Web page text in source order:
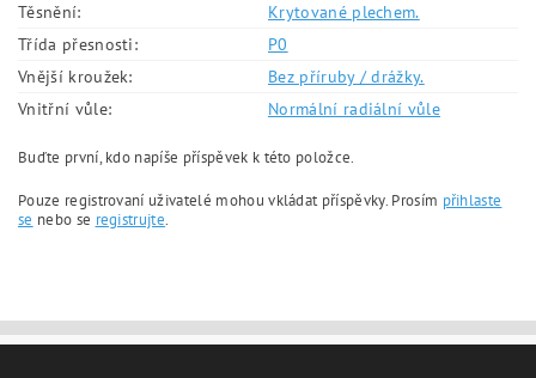
Těsnění:
Krytované plechem.
Třída přesnosti:
P0
Vnější kroužek:
Bez příruby / drážky.
Vnitřní vůle:
Normální radiální vůle
Buďte první, kdo napíše příspěvek k této položce.
Pouze registrovaní uživatelé mohou vkládat příspěvky. Prosím přihlaste
se nebo se registrujte.